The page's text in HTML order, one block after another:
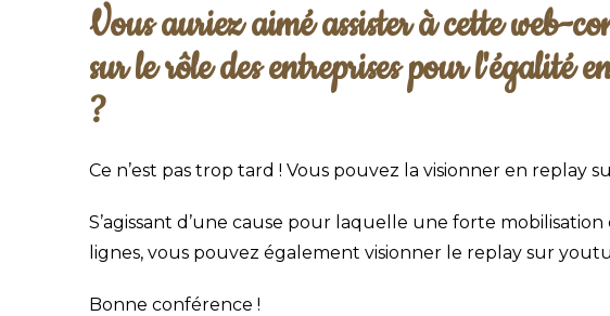
Vous auriez aimé assister à cette web-
sur le rôle des entreprises pour l'égalité
?
Ce n’est pas trop tard ! Vous pouvez la visionner en replay
S’agissant d’une cause pour laquelle une forte
lignes, vous pouvez également visionner le replay sur
Bonne conférence !